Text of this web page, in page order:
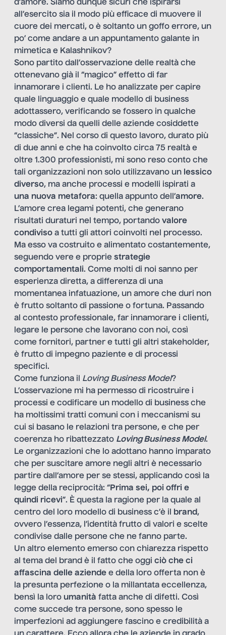
d’amore. Siamo dunque sicuri che ispirarsi
all’esercito sia il modo più efficace di muovere il
cuore dei mercati, o è soltanto un goffo errore, un
po’ come andare a un appuntamento galante in
mimetica e Kalashnikov?
Sono partito dall’osservazione delle realtà che
ottenevano già il “magico” effetto di far
innamorare i clienti. Le ho analizzate per capire
quale linguaggio e quale modello di business
adottassero, verificando se fossero in qualche
modo diversi da quelli delle aziende cosiddette
“classiche”. Nel corso di questo lavoro, durato più
di due anni e che ha coinvolto circa 75 realtà e
oltre 1.300 professionisti, mi sono reso conto che
tali organizzazioni non solo utilizzavano un lessico
diverso, ma anche processi e modelli ispirati a
una nuova metafora: quella appunto dell’amore.
L’amore crea legami potenti, che generano
risultati duraturi nel tempo, portando valore
condiviso a tutti gli attori coinvolti nel processo.
Ma esso va costruito e alimentato costantemente,
seguendo vere e proprie strategie
comportamentali. Come molti di noi sanno per
esperienza diretta, a differenza di una
momentanea infatuazione, un amore che duri non
è frutto soltanto di passione o fortuna. Passando
al contesto professionale, far innamorare i clienti,
legare le persone che lavorano con noi, così
come fornitori, partner e tutti gli altri stakeholder,
è frutto di impegno paziente e di processi
specifici.
Come funziona il Loving Business Model?
L’osservazione mi ha permesso di ricostruire i
processi e codificare un modello di business che
ha moltissimi tratti comuni con i meccanismi su
cui si basano le relazioni tra persone, e che per
coerenza ho ribattezzato Loving Business Model.
Le organizzazioni che lo adottano hanno imparato
che per suscitare amore negli altri è necessario
partire dall’amore per se stessi, applicando così la
legge della reciprocità: “Prima sei, poi offri e
quindi ricevi”. È questa la ragione per la quale al
centro del loro modello di business c’è il
brand,
ovvero l’essenza, l’identità frutto di valori e scelte
condivise dalle persone che ne fanno parte.
Un altro elemento emerso con chiarezza rispetto
al tema del brand è il fatto che oggi ciò che ci
affascina delle aziende e della loro offerta non è
la presunta perfezione o la millantata eccellenza,
bensì la loro umanità fatta anche di difetti. Così
come succede tra persone, sono spesso le
imperfezioni ad aggiungere fascino e credibilità a